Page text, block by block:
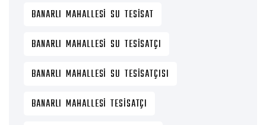
BANARLI MAHALLESI SU TESISAT
BANARLI MAHALLESI SU TESISATÇI
BANARLI MAHALLESI SU TESISATÇISI
BANARLI MAHALLESI TESISATÇI